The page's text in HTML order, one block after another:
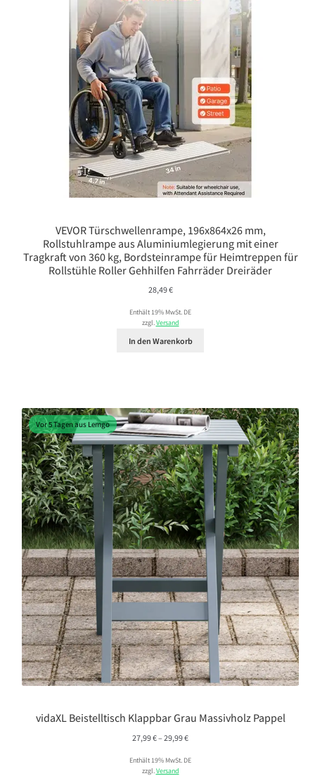
VEVOR Türschwellenrampe, 196x864x26 mm,
Rollstuhlrampe aus Aluminiumlegierung mit einer
Tragkraft von 360 kg, Bordsteinrampe für Heimtreppen für
Rollstühle Roller Gehhilfen Fahrräder Dreiräder
28,49€
Enthält 19% MwSt. DE
zzgl.Versand
In den Warenkorb
Vor 5 Tagen aus Lemgo
vidaXL Beistelltisch Klappbar Grau Massivholz Pappel
27,99€– 29,99€Preisspanne:
bis
Enthält 19% MwSt. DE
zzgl.Versand